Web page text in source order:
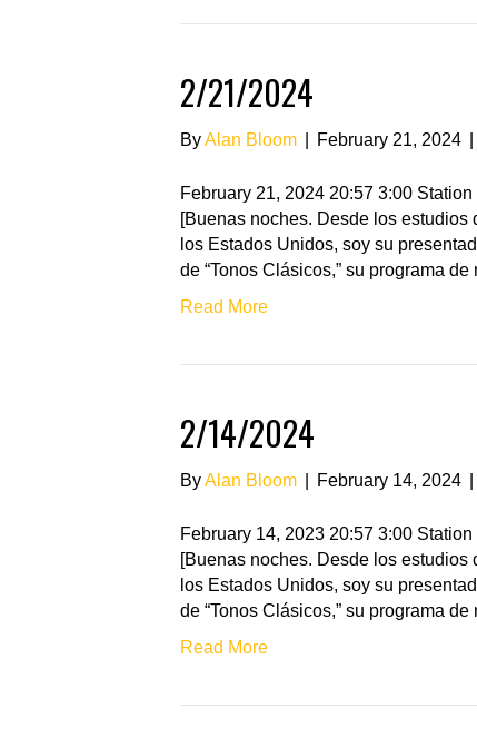
2/21/2024
ByAlan Bloom February 21, 2024
February 21, 2024 20:57 3:00
[Buenas noches. Desde los
los Estados Unidos, soy su
de “Tonos Clásicos,” su programa
Read More
2/14/2024
ByAlan Bloom February 14, 2024
February 14, 2023 20:57 3:00
[Buenas noches. Desde los
los Estados Unidos, soy su
de “Tonos Clásicos,” su programa
Read More